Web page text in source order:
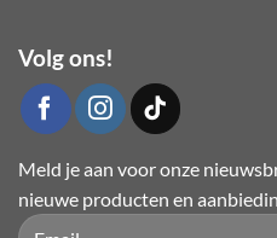
Volg ons!
Meld je aan voor onze
nieuwe producten en
Please leave this field empty.
Please leave this field empty.